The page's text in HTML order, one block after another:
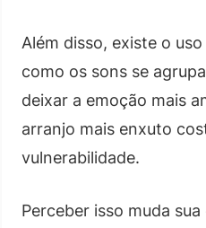
Além disso, existe o
como os sons se
deixar a emoção mais
arranjo mais enxuto
vulnerabilidade.
Perceber isso muda